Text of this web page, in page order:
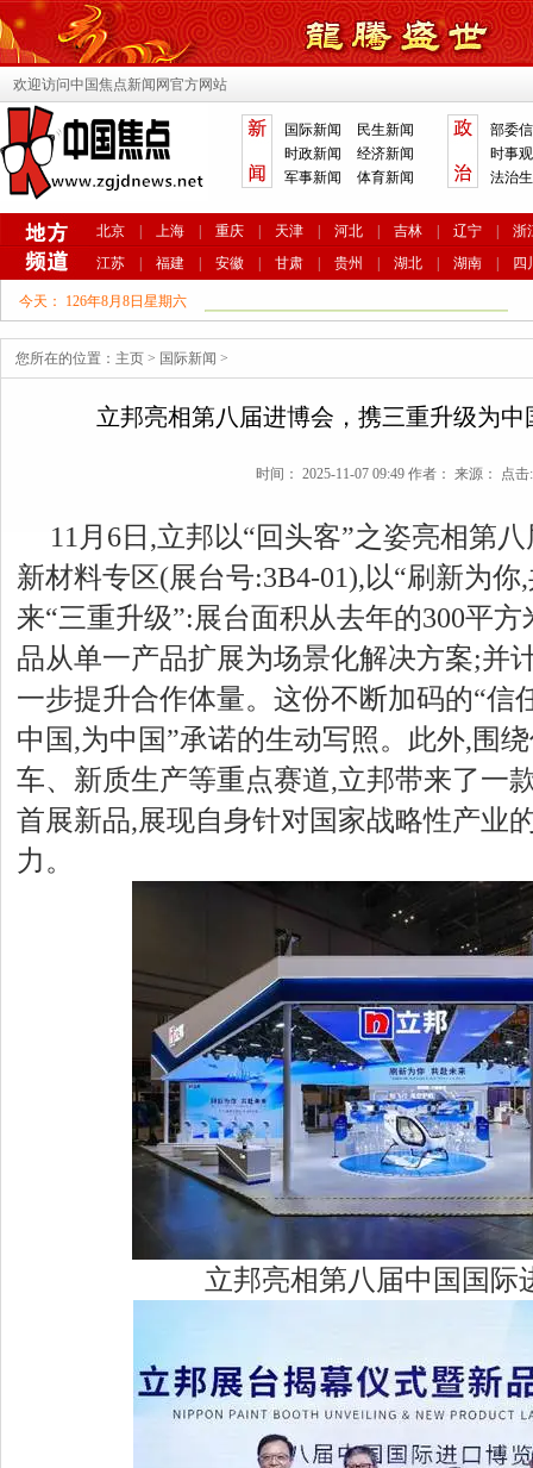
欢迎访问中国焦点新闻网官方网站
国际新闻
民生新闻
时政新闻
经济新闻
军事新闻
体育新闻
部委
时事
法治
北京 上海 重庆 天津 河北 吉林 辽宁
浙
江苏
福建 安徽 甘肃 贵州 湖北 湖南 四
今天： 126年8月8日星期六
您所在的位置： 主页 > 国际新闻 >
立邦亮相第八届进博会，携三重升级为
时间： 2025-11-07 09:49 作者： 来源： 点击
11月6日,立邦以“回头客”之姿亮相第
新材料专区(展台号:3B4-01),以“刷新为
来“三重升级”:展台面积从去年的300平
品从单一产品扩展为场景化解决方案;并
一步提升合作体量。这份不断加码的“信
中国,为中国”承诺的生动写照。此外,围
车、新质生产等重点赛道,立邦带来了一
首展新品,展现自身针对国家战略性产业
力。
立邦亮相第八届中国国际